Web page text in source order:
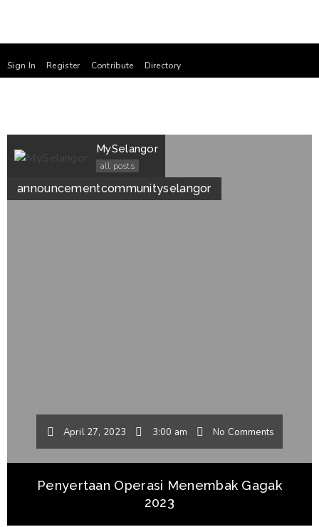
Sign In Register Contribute Directory
MySelangor
all posts
announcementcommunityselangor
April 27, 2023 3:00 am No Comments
Penyertaan Operasi Menembak Gagak
2023